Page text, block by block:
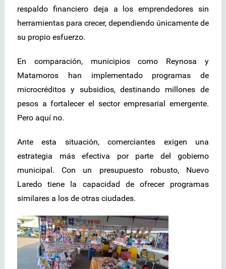
respaldo financiero deja a los emprendedores sin
herramientas para crecer, dependiendo únicamente de
su propio esfuerzo.
En comparación, municipios como Reynosa y
Matamoros han implementado programas de
microcréditos y subsidios, destinando millones de
pesos a fortalecer el sector empresarial emergente.
Pero aquí no.
Ante esta situación, comerciantes exigen una
estrategia más efectiva por parte del gobierno
municipal. Con un presupuesto robusto, Nuevo
Laredo tiene la capacidad de ofrecer programas
similares a los de otras ciudades.